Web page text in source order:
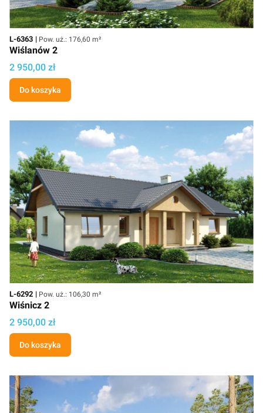
Kod
L-6363 Powierzchnia użytkowa
Pow. uż.: 176,60 m²
Wiślanów 2
Cena
2 950,00 zł
Do koszyka
Kod
L-6292 Powierzchnia użytkowa
Pow. uż.: 106,30 m²
Wiśnicz 2
Cena
2 950,00 zł
Do koszyka